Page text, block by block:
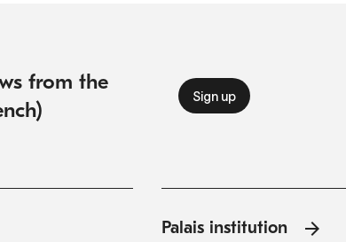
from the
Palais institution